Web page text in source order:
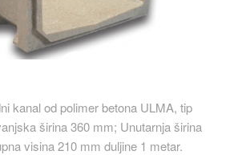
kanal od polimer betona ULMA, tip
širina 360 mm; Unutarnja širina
visina 210 mm duljine 1 metar.